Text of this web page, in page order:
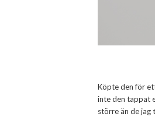
Köpte den för
inte den tappat
större än de jag